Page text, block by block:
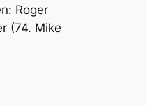
Roger
(74. Mike